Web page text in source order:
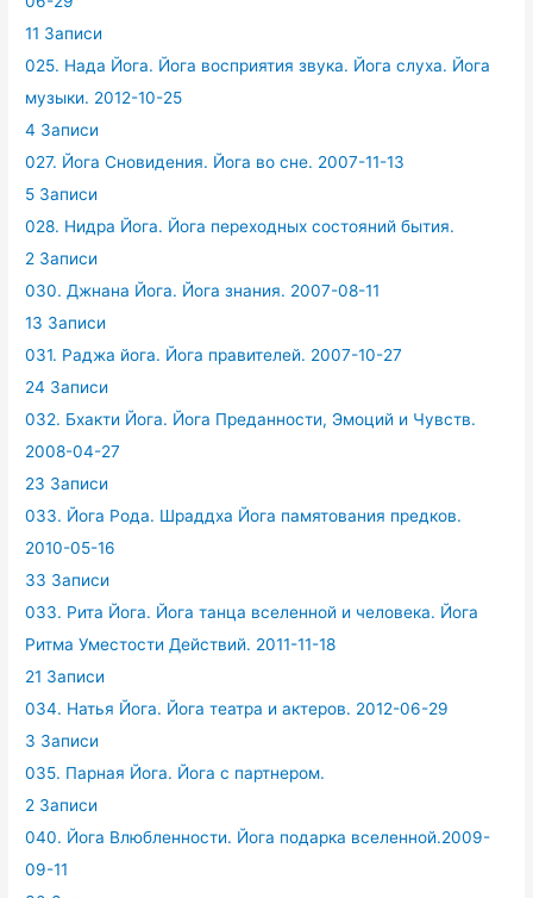
11 Записи
025. Нада Йога. Йога восприятия звука. Йога слуха. Йога
музыки. 2012-10-25
4 Записи
027. Йога Сновидения. Йога во сне. 2007-11-13
5 Записи
028. Нидра Йога. Йога переходных состояний бытия.
2 Записи
030. Джнана Йога. Йога знания. 2007-08-11
13 Записи
031. Раджа йога. Йога правителей. 2007-10-27
24 Записи
032. Бхакти Йога. Йога Преданности, Эмоций и Чувств.
2008-04-27
23 Записи
033. Йога Рода. Шраддха Йога памятования предков.
2010-05-16
33 Записи
033. Рита Йога. Йога танца вселенной и человека. Йога
Ритма Уместости Действий. 2011-11-18
21 Записи
034. Натья Йога. Йога театра и актеров. 2012-06-29
3 Записи
035. Парная Йога. Йога с партнером.
2 Записи
040. Йога Влюбленности. Йога подарка вселенной.2009-
09-11